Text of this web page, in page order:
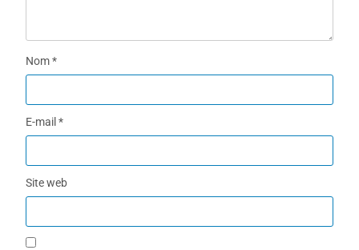
Nom*
E-mail*
Site web